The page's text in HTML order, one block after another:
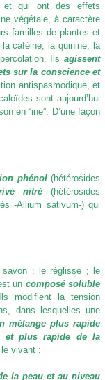
et qui ont des effets
végétale, à caractère
familles de plantes et
caféine, la quinine, la
Ils agissent
sur la conscience et
antispasmodique, et
sont aujourd’hui
en “ine”. D’une façon
phénol(hétérosides
nitré (hétérosides
-Allium sativum-) qui
savon ; le réglisse ; le
un composé soluble
modifient la tension
dans lesquelles une
mélange plus rapide
et plus rapide de la
le vivant :
la peau et au niveau